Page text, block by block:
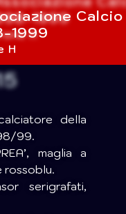
Calcio
1999
H
della
99.
maglia a
rossoblu.
serigrafati,